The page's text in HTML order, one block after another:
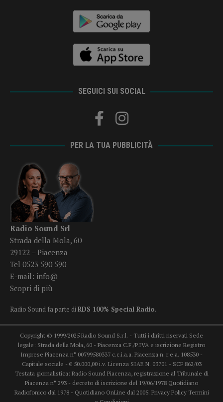
SEGUICI SUI SOCIAL
PER LA TUA PUBBLICITÀ
Radio Sound Srl
Strada della Mola, 60
29122 – Piacenza
Tel 0523 590 590
E-mail: info@
Scopri di più
Radio Sound fa parte diRDS 100% Special Radio.
Copyright © 1999/2025 Radio Sound S.r.l. - Tutti i diritti riservati Sede
legale: Strada della Mola, 60 - Piacenza C.F./P.IVA e iscrizione Registro
Imprese Piacenza n° 00799580337 c.c.i.a.a. Piacenza n. r.e.a. 108530 -
Capitale sociale - € 50.000,00 i.v. Licenza SIAE N. 03701 - SCF 862/03
Testata giornalistica: Radio Sound Piacenza, registrazione al Tribunale di
Piacenza n° 293 - decreto di iscrizione del 19/06/1978 Quotidiano
Radiofonico dal 1978 - Quotidiano OnLine dal 2005. Privacy Policy Termini